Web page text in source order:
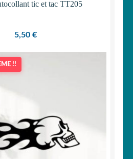
tic et tac TT205
5,50 €
!!